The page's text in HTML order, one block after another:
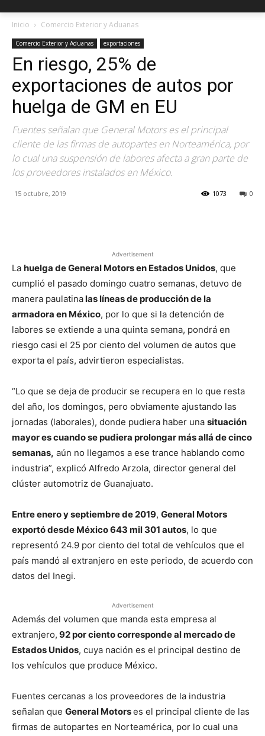
Inicio Comercio Exterior y Aduanas
Comercio Exterior y Aduanas exportaciones
En riesgo, 25% de
exportaciones de autos por
huelga de GM en EU
Fuentes señalan que General Motors es el principal
cliente de las firmas de autopartes en Norteamérica, por
lo cual una suspensión de labores afecta a gran parte de
los proveedores instalados en México.
15 octubre, 2019 0
1073
Advertisement
La huelga de General Motors en Estados Unidos, que
cumplió el pasado domingo cuatro semanas, detuvo de
manera paulatinalas líneas de producción de la
armadora en México, por lo que si la detención de
labores se extiende a una quinta semana, pondrá en
riesgo casi el 25 por ciento del volumen de autos que
exporta el país, advirtieron especialistas.
“Lo que se deja de producir se recupera en lo que resta
del año, los domingos, pero obviamente ajustando las
jornadas (laborales), donde pudiera haber una situación
mayor es cuando se pudiera prolongar más allá de cinco
semanas, aún no llegamos a ese trance hablando como
industria”, explicó Alfredo Arzola, director general del
clúster automotriz de Guanajuato.
Entre enero y septiembre de 2019, General Motors
exportó desde México 643 mil 301 autos, lo que
representó 24.9 por ciento del total de vehículos que el
país mandó al extranjero en este periodo, de acuerdo con
datos del Inegi.
Advertisement
Además del volumen que manda esta empresa al
extranjero, 92 por ciento corresponde al mercado de
Estados Unidos, cuya nación es el principal destino de
los vehículos que produce México.
Fuentes cercanas a los proveedores de la industria
señalan que General Motorses el principal cliente de las
firmas de autopartes en Norteamérica, por lo cual una